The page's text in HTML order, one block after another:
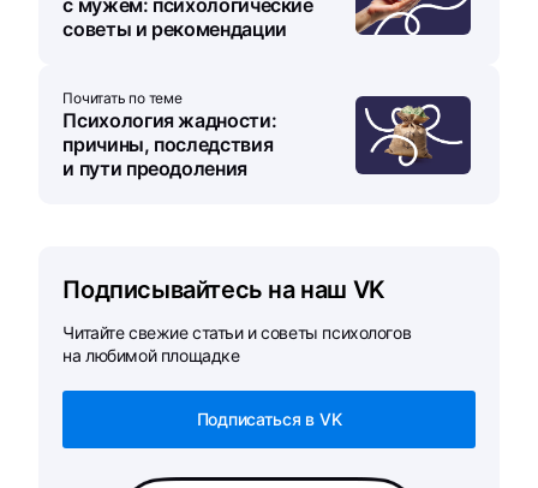
с мужем: психологические
советы и рекомендации
Почитать по теме
Психология жадности:
причины, последствия
и пути преодоления
Подписывайтесь на наш VK
Читайте свежие статьи и советы психологов
на любимой площадке
Подписаться в VK